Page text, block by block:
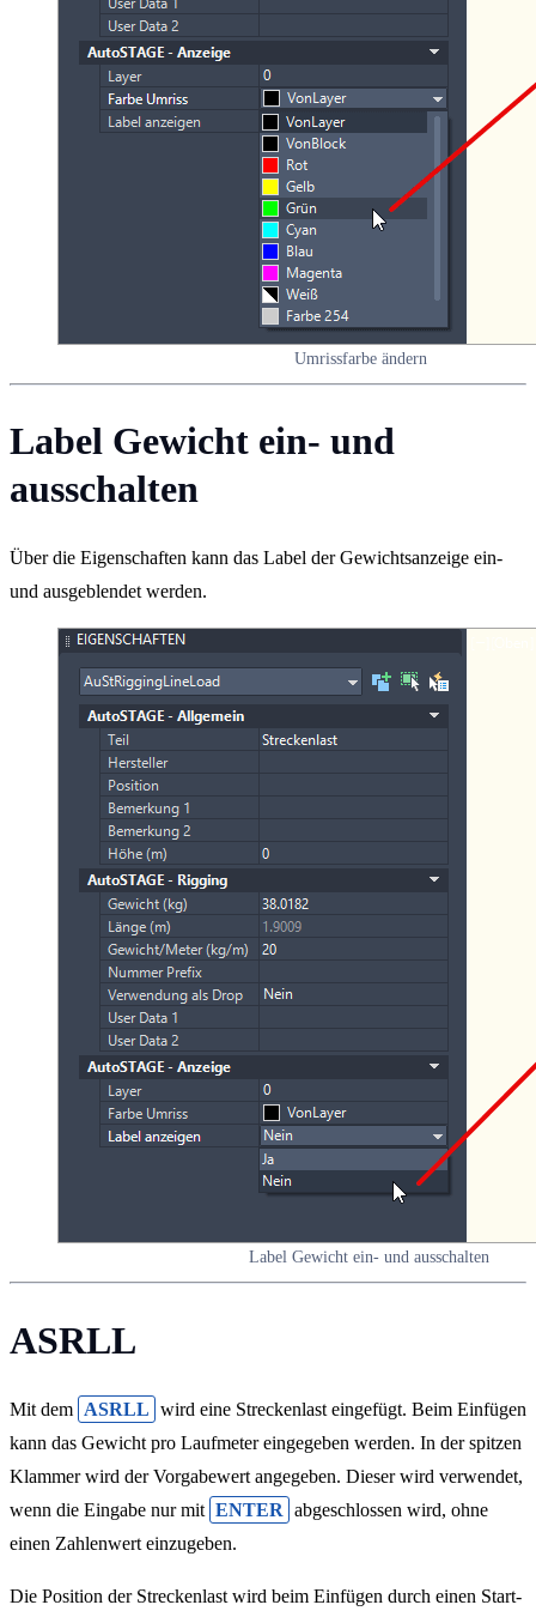
Umrissfarbe ändern
Label Gewicht ein- und
ausschalten
Über die Eigenschaften kann das Label der Gewichtsanzeige ein-
und ausgeblendet werden.
Label Gewicht ein- und ausschalten
ASRLL
Mit dem ASRLL wird eine Streckenlast eingefügt. Beim Einfügen
kann das Gewicht pro Laufmeter eingegeben werden. In der spitzen
Klammer wird der Vorgabewert angegeben. Dieser wird verwendet,
wenn die Eingabe nur mit ENTER abgeschlossen wird, ohne
einen Zahlenwert einzugeben.
Die Position der Streckenlast wird beim Einfügen durch einen Start-